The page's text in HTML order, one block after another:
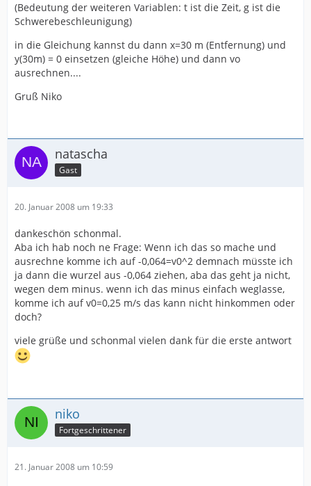
(Bedeutung der weiteren Variablen: t ist die Zeit, g ist die
Schwerebeschleunigung)
in die Gleichung kannst du dann x=30 m (Entfernung) und
y(30m) = 0 einsetzen (gleiche Höhe) und dann vo
ausrechnen....
Gruß Niko
natascha
Gast
20. Januar 2008 um 19:33
dankeschön schonmal.
Aba ich hab noch ne Frage: Wenn ich das so mache und
ausrechne komme ich auf -0,064=v0^2 demnach müsste ich
ja dann die wurzel aus -0,064 ziehen, aba das geht ja nicht,
wegen dem minus. wenn ich das minus einfach weglasse,
komme ich auf v0=0,25 m/s das kann nicht hinkommen oder
doch?
viele grüße und schonmal vielen dank für die erste antwort
niko
Fortgeschrittener
21. Januar 2008 um 10:59